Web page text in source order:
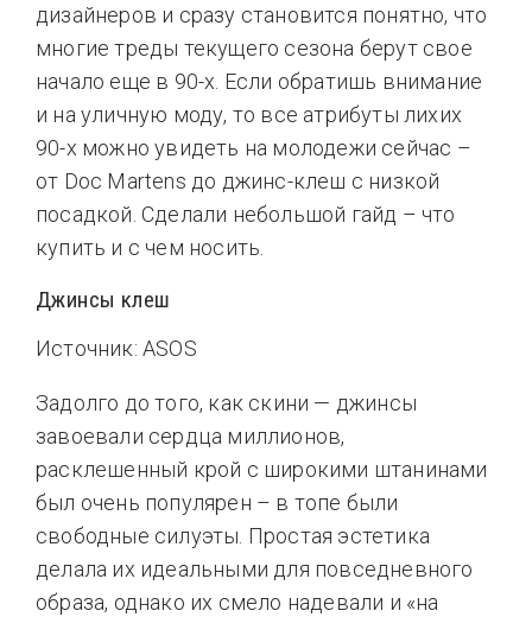
дизайнеров и сразу становится понятно, что
многие треды текущего сезона берут свое
начало еще в 90-х. Если обратишь внимание
и на уличную моду, то все атрибуты лихих
90-х можно увидеть на молодежи сейчас –
от Doc Martens до джинс-клеш с низкой
посадкой. Сделали небольшой гайд – что
купить и с чем носить.
Джинсы клеш
Источник: ASOS
Задолго до того, как скини — джинсы
завоевали сердца миллионов,
расклешенный крой с широкими штанинами
был очень популярен – в топе были
свободные силуэты. Простая эстетика
делала их идеальными для повседневного
образа, однако их смело надевали и «на